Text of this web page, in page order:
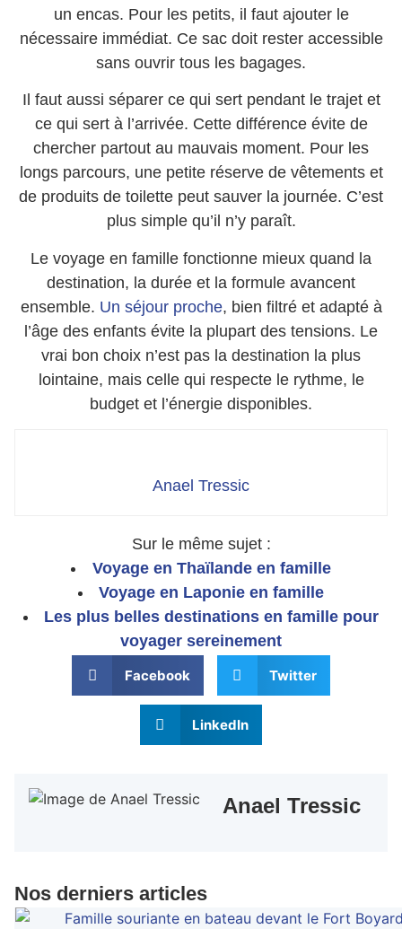
un encas. Pour les petits, il faut ajouter le
nécessaire immédiat. Ce sac doit rester accessible
sans ouvrir tous les bagages.
Il faut aussi séparer ce qui sert pendant le trajet et
ce qui sert à l’arrivée. Cette différence évite de
chercher partout au mauvais moment. Pour les
longs parcours, une petite réserve de vêtements et
de produits de toilette peut sauver la journée. C’est
plus simple qu’il n’y paraît.
Le voyage en famille fonctionne mieux quand la
destination, la durée et la formule avancent
ensemble. Un séjour proche, bien filtré et adapté à
l’âge des enfants évite la plupart des tensions. Le
vrai bon choix n’est pas la destination la plus
lointaine, mais celle qui respecte le rythme, le
budget et l’énergie disponibles.
Anael Tressic
Sur le même sujet :
Voyage en Thaïlande en famille
Voyage en Laponie en famille
Les plus belles destinations en famille pour
voyager sereinement
Facebook Twitter
LinkedIn
Anael Tressic
Nos derniers articles